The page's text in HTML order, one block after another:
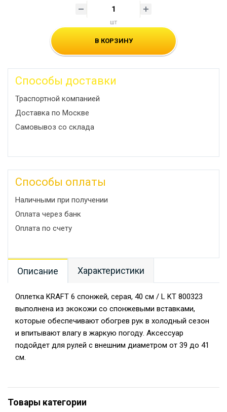
шт
В КОРЗИНУ
Способы доставки
Траспортной компанией
Доставка по Москве
Самовывоз со склада
Способы оплаты
Наличными при получении
Оплата через банк
Оплата по счету
Описание Характеристики
Оплетка KRAFT 6 спонжей, серая, 40 см / L KT 800323
выполнена из экокожи со спонжевыми вставками,
которые обеспечивают обогрев рук в холодный сезон
и впитывают влагу в жаркую погоду. Аксессуар
подойдет для рулей с внешним диаметром от 39 до 41
см.
Товары категории